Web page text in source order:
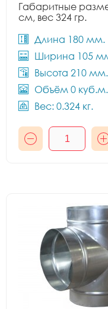
Габаритные
см, вес 324 гр.
Длина 180 мм.
Ширина 105
Высота 210 мм.
Объём 0 куб.м.
Вес: 0.324 кг.